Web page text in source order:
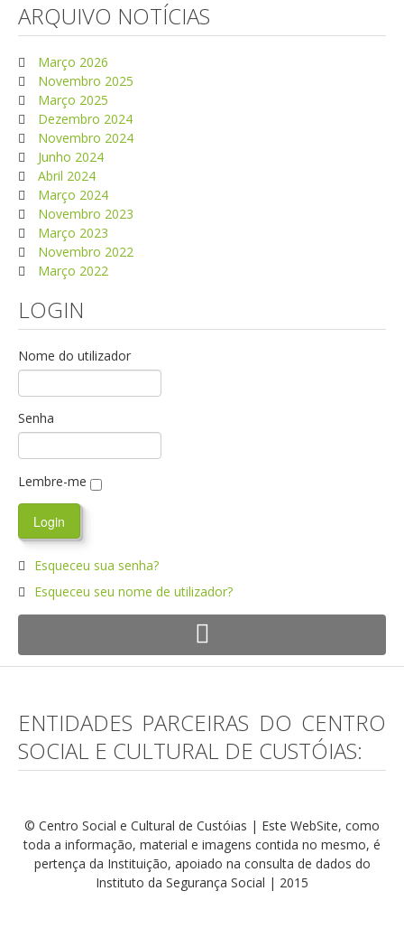
ARQUIVO NOTÍCIAS
Março 2026
Novembro 2025
Março 2025
Dezembro 2024
Novembro 2024
Junho 2024
Abril 2024
Março 2024
Novembro 2023
Março 2023
Novembro 2022
Março 2022
LOGIN
Nome do utilizador
Senha
Lembre-me
Esqueceu sua senha?
Esqueceu seu nome de utilizador?
ENTIDADES PARCEIRAS DO CENTRO
SOCIAL E CULTURAL DE CUSTÓIAS:
© Centro Social e Cultural de Custóias | Este WebSite, como
toda a informação, material e imagens contida no mesmo, é
pertença da Instituição, apoiado na consulta de dados do
Instituto da Segurança Social | 2015